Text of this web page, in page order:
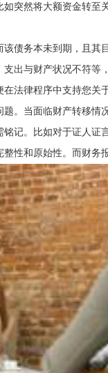
突然将大额资金转
债务本未到期，且
出与财产状况不符
法律程序中支持您关
。当面临财产转移
记。比如对于证人
性和原始性。而财